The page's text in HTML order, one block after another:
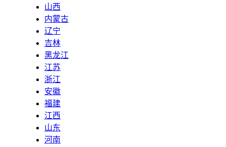
山西
内蒙古
辽宁
吉林
黑龙江
江苏
浙江
安徽
福建
江西
山东
河南